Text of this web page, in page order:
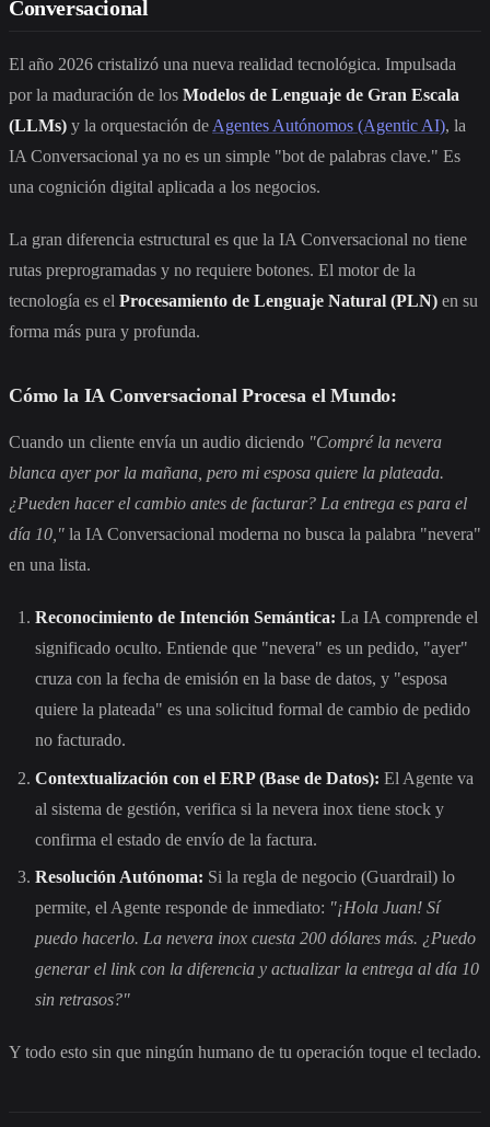
Conversacional
El año 2026 cristalizó una nueva realidad tecnológica. Impulsada
por la maduración de los Modelos de Lenguaje de Gran Escala
(LLMs) y la orquestación de Agentes Autónomos (Agentic AI), la
IA Conversacional ya no es un simple "bot de palabras clave." Es
una cognición digital aplicada a los negocios.
La gran diferencia estructural es que la IA Conversacional no tiene
rutas preprogramadas y no requiere botones. El motor de la
tecnología es el Procesamiento de Lenguaje Natural (PLN) en su
forma más pura y profunda.
Cómo la IA Conversacional Procesa el Mundo:
Cuando un cliente envía un audio diciendo "Compré la nevera
blanca ayer por la mañana, pero mi esposa quiere la plateada.
¿Pueden hacer el cambio antes de facturar? La entrega es para el
día 10," la IA Conversacional moderna no busca la palabra "nevera"
en una lista.
Reconocimiento de Intención Semántica: La IA comprende el
significado oculto. Entiende que "nevera" es un pedido, "ayer"
cruza con la fecha de emisión en la base de datos, y "esposa
quiere la plateada" es una solicitud formal de cambio de pedido
no facturado.
Contextualización con el ERP (Base de Datos): El Agente va
al sistema de gestión, verifica si la nevera inox tiene stock y
confirma el estado de envío de la factura.
Resolución Autónoma: Si la regla de negocio (Guardrail) lo
permite, el Agente responde de inmediato: "¡Hola Juan! Sí
puedo hacerlo. La nevera inox cuesta 200 dólares más. ¿Puedo
generar el link con la diferencia y actualizar la entrega al día 10
sin retrasos?"
Y todo esto sin que ningún humano de tu operación toque el teclado.